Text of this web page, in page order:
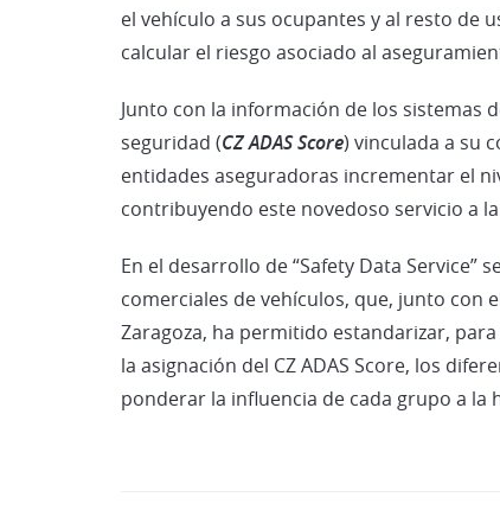
el vehículo a sus ocupantes y al resto de
calcular el riesgo asociado al
Junto con la información de los sistemas
seguridad (CZ ADAS Score) vinculada a su
entidades aseguradoras incrementar el
contribuyendo este novedoso servicio a
En el desarrollo de “Safety Data
comerciales de vehículos, que, junto con
Zaragoza, ha permitido estandarizar,
la asignación del CZ ADAS Score, los
ponderar la influencia de cada grupo a